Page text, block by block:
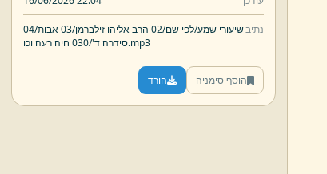
נתיבשיעורי שמע/לפי שם/02 הרב אליהו זילברמן/ 03 אבות/
04
סידרה ד'/030 חיה רעה וכו.mp3
הוסף סימניה הורד